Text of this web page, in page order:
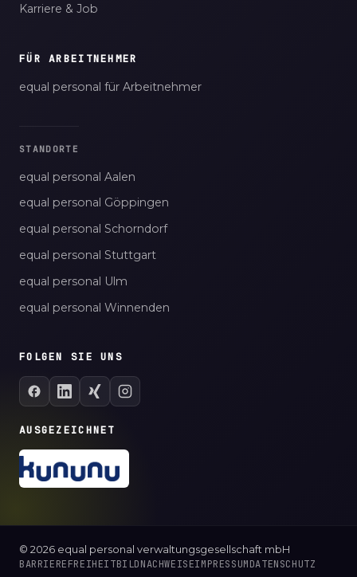
Karriere & Job
FÜR ARBEITNEHMER
equal personal für Arbeitnehmer
STANDORTE
equal personal Aalen
equal personal Göppingen
equal personal Schorndorf
equal personal Stuttgart
equal personal Ulm
equal personal Winnenden
FOLGEN SIE UNS
AUSGEZEICHNET
© 2026 equal personal verwaltungsgesellschaft mbH
BARRIEREFREIHEITBILDNACHWEISEIMPRESSUMDATENSCHUTZ